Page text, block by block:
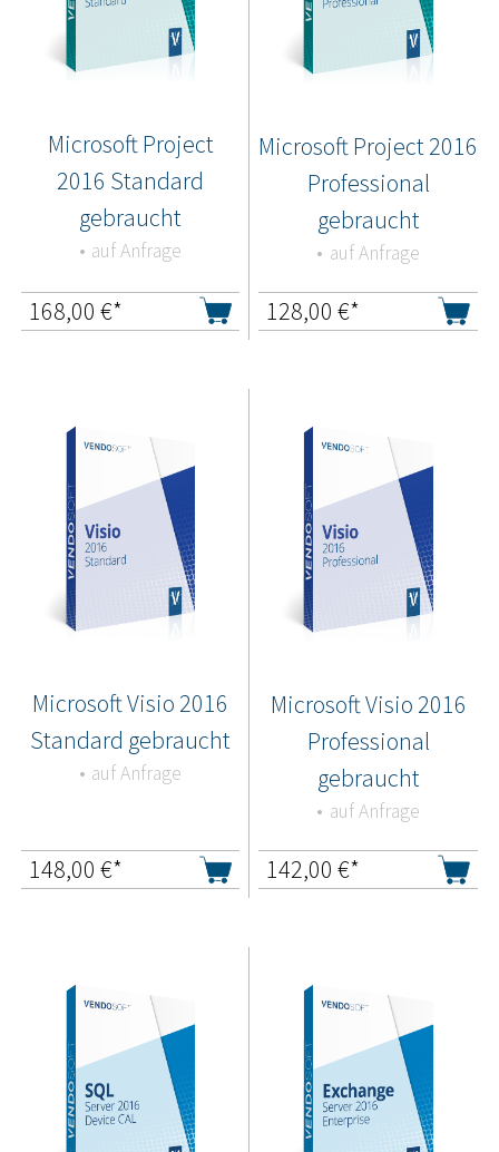
Microsoft Project
2016 Standard
gebraucht
auf Anfrage
168,00 €*
Microsoft Project 2016
Professional
gebraucht
auf Anfrage
128,00 €*
Microsoft Visio 2016
Standard gebraucht
auf Anfrage
148,00 €*
Microsoft Visio 2016
Professional
gebraucht
auf Anfrage
142,00 €*